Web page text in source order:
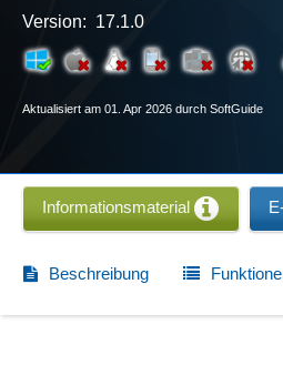
Version: 17.1.0
Aktualisiert am 01. Apr 2026 durch SoftGuide
Informationsmaterial
Beschreibung